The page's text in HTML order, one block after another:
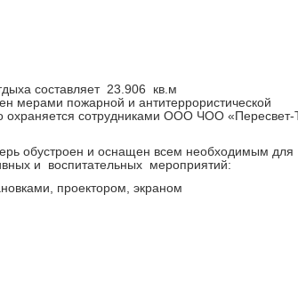
составляет 23.906 кв.м
мерами пожарной и антитеррористической
охраняется сотрудниками ООО ЧОО
обустроен и оснащен всем необходимым для
и воспитательных мероприятий:
проектором, экраном